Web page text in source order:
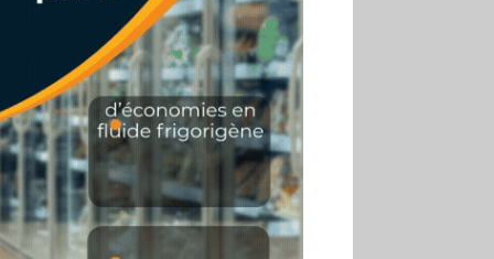
01.07
Cafom annonce
des résultats semestriels en
hausse, portés par le e-
commerce
30.06
La Sportiva affiche
une croissance solide en
2025